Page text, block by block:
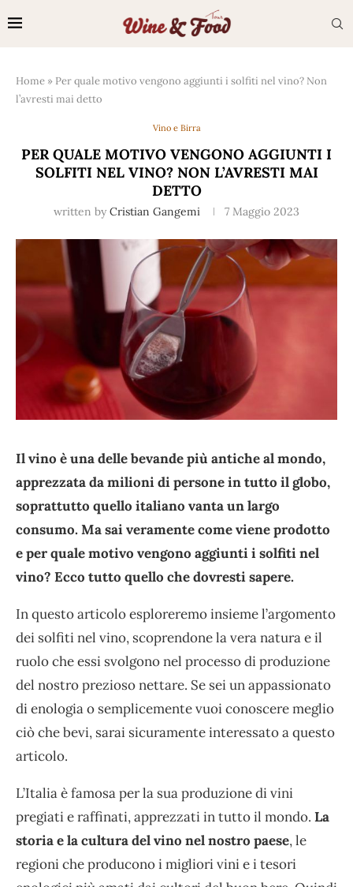
Home » Per quale motivo vengono aggiunti i solfiti nel vino? Non
l’avresti mai detto
Vino e Birra
PER QUALE MOTIVO VENGONO AGGIUNTI I
SOLFITI NEL VINO? NON L’AVRESTI MAI
DETTO
written by Cristian Gangemi 7 Maggio 2023
Il vino è una delle bevande più antiche al mondo,
apprezzata da milioni di persone in tutto il globo,
soprattutto quello italiano vanta un largo
consumo. Ma sai veramente come viene prodotto
e per quale motivo vengono aggiunti i solfiti nel
vino? Ecco tutto quello che dovresti sapere.
In questo articolo esploreremo insieme l’argomento
dei solfiti nel vino, scoprendone la vera natura e il
ruolo che essi svolgono nel processo di produzione
del nostro prezioso nettare. Se sei un appassionato
di enologia o semplicemente vuoi conoscere meglio
ciò che bevi, sarai sicuramente interessato a questo
articolo.
L’Italia è famosa per la sua produzione di vini
pregiati e raffinati, apprezzati in tutto il mondo. La
storia e la cultura del vino nel nostro paese, le
regioni che producono i migliori vini e i tesori